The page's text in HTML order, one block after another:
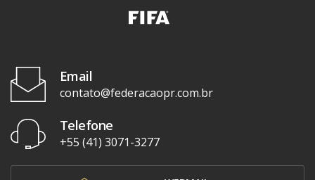
Email
contato@federacaopr.com.br
Telefone
+55 (41) 3071-3277